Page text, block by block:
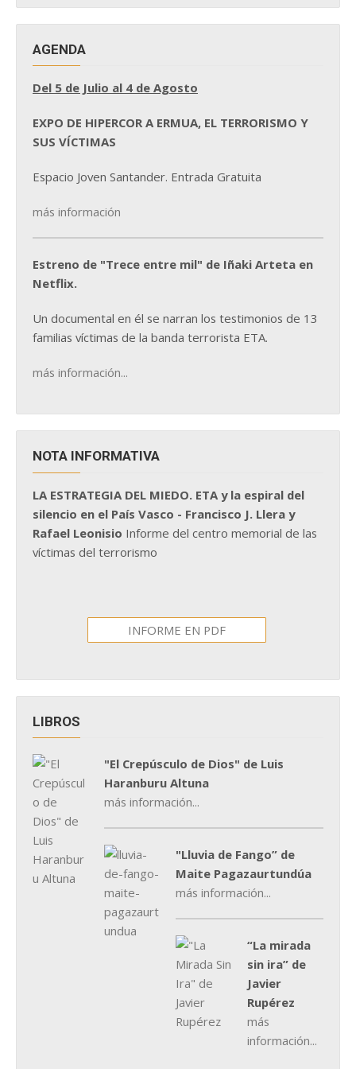
AGENDA
Del 5 de Julio al 4 de Agosto
EXPO DE HIPERCOR A ERMUA, EL TERRORISMO Y
SUS VÍCTIMAS
Espacio Joven Santander. Entrada Gratuita
más información
Estreno de "Trece entre mil" de Iñaki Arteta en
Netflix.
Un documental en él se narran los testimonios de 13
familias víctimas de la banda terrorista ETA.
más información...
NOTA INFORMATIVA
LA ESTRATEGIA DEL MIEDO. ETA y la espiral del
silencio en el País Vasco - Francisco J. Llera y
Rafael Leonisio Informe del centro memorial de las
víctimas del terrorismo
INFORME EN PDF
LIBROS
"El Crepúsculo de Dios" de Luis
Haranburu Altuna
más información...
"Lluvia de Fango” de
Maite Pagazaurtundúa
más información...
“La mirada
sin ira” de
Javier
Rupérez
más
información...